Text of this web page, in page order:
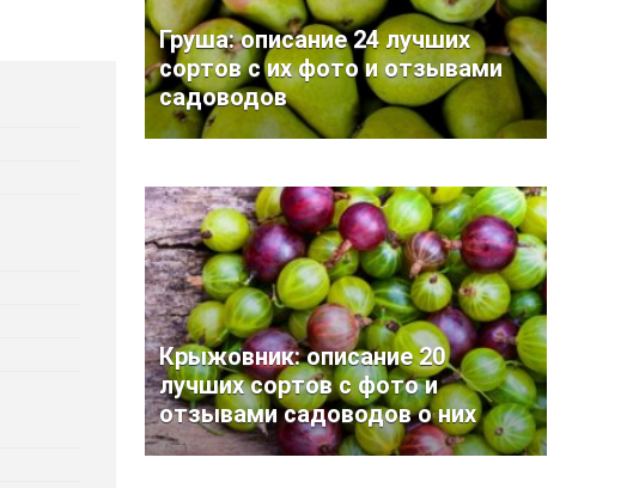
Груша: описание 24 лучших
сортов с их фото и отзывами
садоводов
Крыжовник: описание 20
лучших сортов с фото и
отзывами садоводов о них